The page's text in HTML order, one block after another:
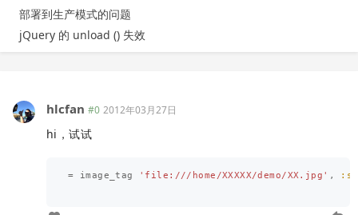
部署到生产模式的问题
jQuery 的 unload () 失效
hlcfan #0 2012年03月27日
hi，试试
= image_tag 'file:///home/XXXXX/demo/XX.jpg' ,